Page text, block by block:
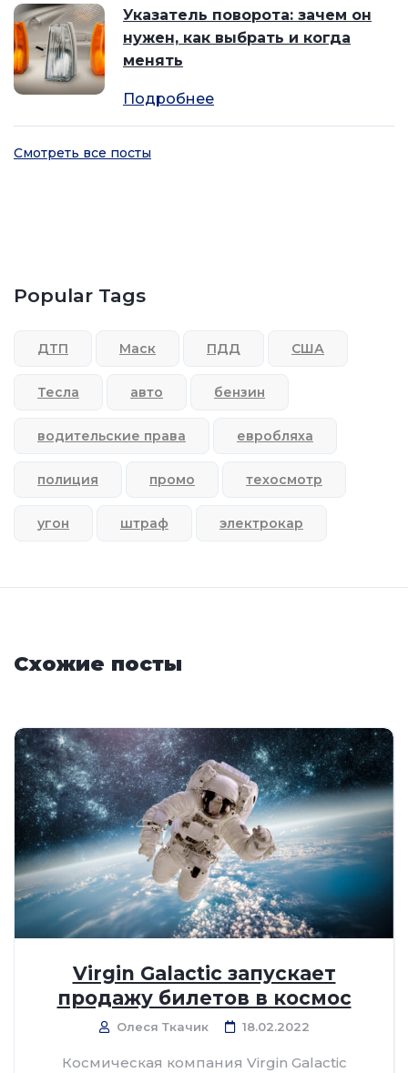
Указатель поворота: зачем он
нужен, как выбрать и когда
менять
Подробнее
Смотреть все посты
Popular Tags
ДТП Маск ПДД США
Тесла авто бензин
водительские права евробляха
полиция промо техосмотр
угон штраф электрокар
Схожие посты
Virgin Galactic запускает
продажу билетов в космос
Олеся Ткачик 18.02.2022
Космическая компания Virgin Galactic